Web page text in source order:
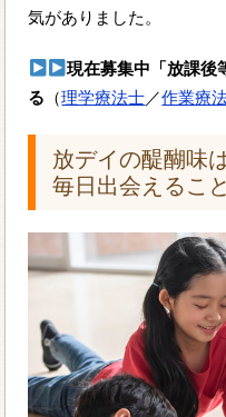
気がありました。
現在募集中「放課後
る （理学療法士／作業療
放デイの醍醐味
毎日出会えること